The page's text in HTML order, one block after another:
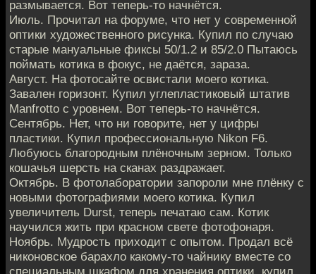
размывается. Вот теперь-то начнётся.
Июль. Прочитал на форуме, что нет у современной
оптики художественного рисунка. Купил по случаю
старые мануальные фиксы 50/1.2 и 85/2.0 Пытаюсь
поймать котика в фокус, не даётся, зараза.
Август. На фотосайте освистали моего котика.
Завален горизонт. Купил углепластиковый штатив
Manfrotto с уровнем. Вот теперь-то начнётся.
Сентябрь. Нет, что ни говорите, нет у цифры
пластики. Купил профессиональную Nikon F6.
Любуюсь благородным плёночным зерном. Только
кошачья шерсть на сканах раздражает.
Октябрь. В фотолаборатории запороли мне плёнку с
новыми фотографиями моего котика. Купил
увеличитель Durst, теперь печатаю сам. Котик
научился жить при красном свете фотофонаря.
Ноябрь. Мудрость приходит с опытом. Продал всё
никоновское барахло какому-то чайнику вместе со